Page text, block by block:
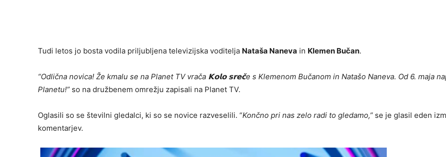
Tudi letos jo bosta vodila priljubljena televizijska voditelja Nataša Naneva in Klemen Bučan.
“Odlična novica! Že kmalu se na Planet TV vrača 𝗞𝗼𝗹𝗼 𝘀𝗿𝗲𝗰̌e s Klemenom Bučanom in Natašo Naneva. Od 6. maja
Planetu!” so na družbenem omrežju zapisali na Planet TV.
Oglasili so se številni gledalci, ki so se novice razveselili. “Končno pri nas zelo radi to gledamo,” se je glasil eden
komentarjev.